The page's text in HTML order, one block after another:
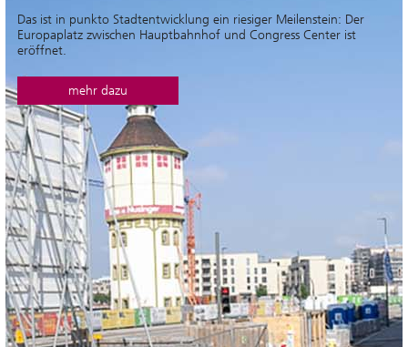
Das ist in punkto Stadtentwicklung ein riesiger Meilenstein: Der
Europaplatz zwischen Hauptbahnhof und Congress Center ist
eröffnet.
mehr dazu